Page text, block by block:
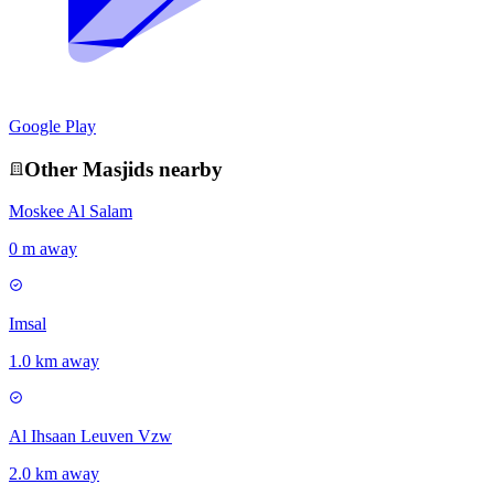
Google Play
Other Masjids nearby
Moskee Al Salam
0 m away
Imsal
1.0 km away
Al Ihsaan Leuven Vzw
2.0 km away